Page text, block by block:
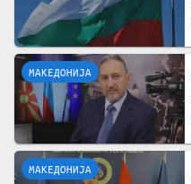
МАКЕДОНИЈА
МАКЕДОНИЈА